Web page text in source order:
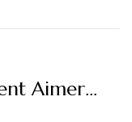
Aimer...